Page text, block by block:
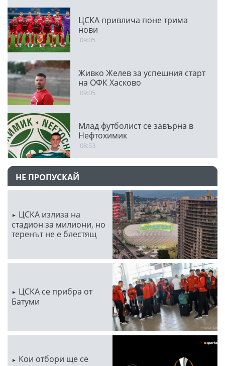
ЦСКА привлича поне трима
нови
09:05
Живко Желев за успешния старт
на ОФК Хасково
09:05
Млад футболист се завърна в
Нефтохимик
08:53
НЕ ПРОПУСКАЙ
ЦСКА излиза на
стадион за милиони, но
теренът не е блестящ
ЦСКА се прибра от
Батуми
Кои отбори ще се